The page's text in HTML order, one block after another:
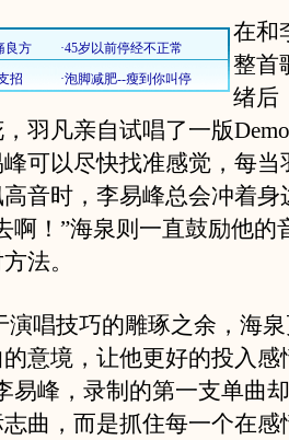
在和
整首
绪后
羽凡亲自试唱了一版
可以尽快找准感觉，每当
音时，李易峰总会冲着身
啊！”海泉则一直鼓励他的
法。
技巧的雕琢之余，海泉
意境，让他更好的投入感
易峰，录制的第一支单曲
曲，而是抓住每一个在感